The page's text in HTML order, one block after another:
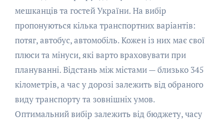
мешканців та гостей України. На вибір
пропонуються кілька транспортних варіантів:
потяг, автобус, автомобіль. Кожен із них має свої
плюси та мінуси, які варто враховувати при
плануванні. Відстань між містами — близько 345
кілометрів, а час у дорозі залежить від обраного
виду транспорту та зовнішніх умов.
Оптимальний вибір залежить від бюджету, часу